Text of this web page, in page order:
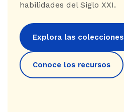
habilidades del Siglo XXI.
Explora las colecciones
Conoce los recursos